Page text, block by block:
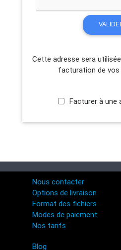
Cette adresse sera
facturation de vos
Facturer à une
Nous contacter
Options de livraison
Format des fichiers
Modes de paiement
Nos tarifs
Blog